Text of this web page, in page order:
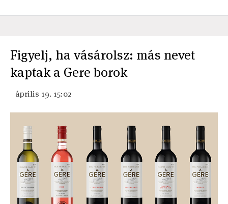
Figyelj, ha vásárolsz: más nevet
kaptak a Gere borok
április 19. 15:02